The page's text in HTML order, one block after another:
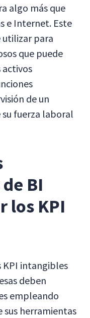
algo más que
e Internet. Este
utilizar para
que puede
activos
de un
fuerza laboral
BI
los KPI
KPI intangibles
deben
empleando
sus herramientas